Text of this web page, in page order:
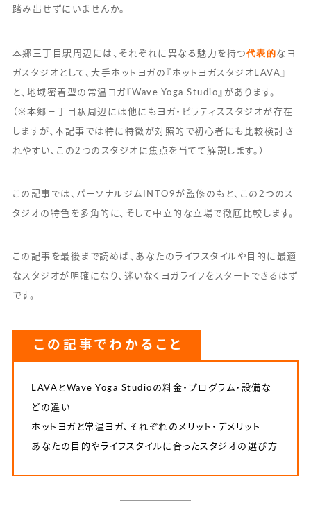
踏み出せずにいませんか。
本郷三丁目駅周辺には、それぞれに異なる魅力を持つ代表的なヨ
ガスタジオとして、大手ホットヨガの『ホットヨガスタジオLAVA』
と、地域密着型の常温ヨガ『Wave Yoga Studio』があります。
（※本郷三丁目駅周辺には他にもヨガ・ピラティススタジオが存在
しますが、本記事では特に特徴が対照的で初心者にも比較検討さ
れやすい、この2つのスタジオに焦点を当てて解説します。）
この記事では、パーソナルジムINTO9が監修のもと、この2つのス
タジオの特色を多角的に、そして中立的な立場で徹底比較します。
この記事を最後まで読めば、あなたのライフスタイルや目的に最適
なスタジオが明確になり、迷いなくヨガライフをスタートできるはず
です。
この記事でわかること
LAVAとWave Yoga Studioの料金・プログラム・設備な
どの違い
ホットヨガと常温ヨガ、それぞれのメリット・デメリット
あなたの目的やライフスタイルに合ったスタジオの選び方